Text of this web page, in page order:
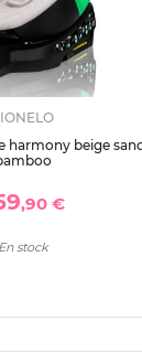
harmony beige
,90 €
En stock